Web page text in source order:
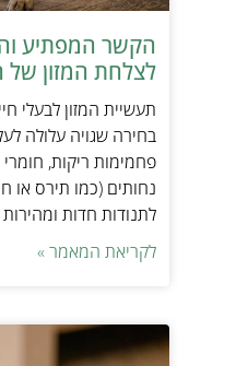
הקשר המפתיע
לצלחת המזון של
תעשיית המזון לבעלי
בחירה שגויה עלולה
פחמימות ריקות,
נחותים (כמו תירס או
לתנודות חדות
לקריאת המאמר »